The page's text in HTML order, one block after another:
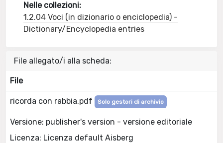
Nelle collezioni:
1.2.04 Voci (in dizionario o enciclopedia) -
Dictionary/Encyclopedia entries
File allegato/i alla scheda:
File
ricorda con rabbia.pdf Solo gestori di archivio
Versione: publisher's version - versione editoriale
Licenza: Licenza default Aisberg